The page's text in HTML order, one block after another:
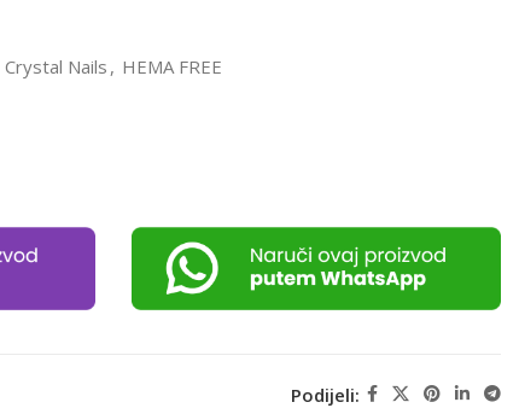
Crystal Nails , HEMA FREE
Podijeli: